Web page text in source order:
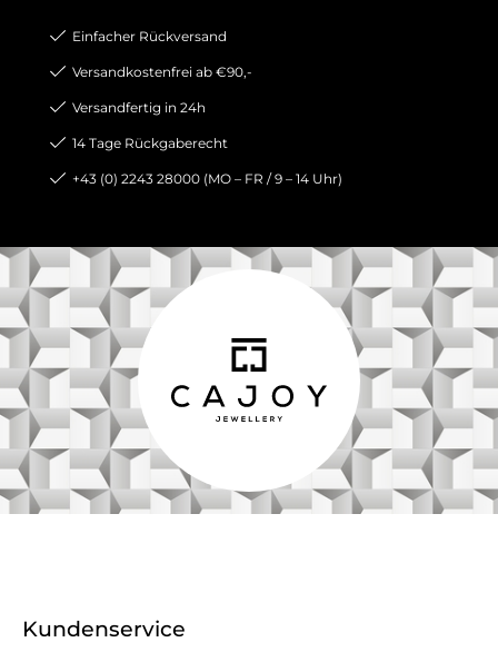
Einfacher Rückversand
Versandkostenfrei ab €90,-
Versandfertig in 24h
14 Tage Rückgaberecht
+43 (0) 2243 28000 (MO – FR / 9 – 14 Uhr)
Kundenservice